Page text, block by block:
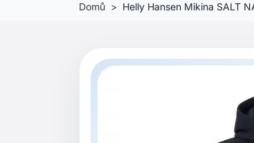
Domů Helly Hansen Mikina SALT